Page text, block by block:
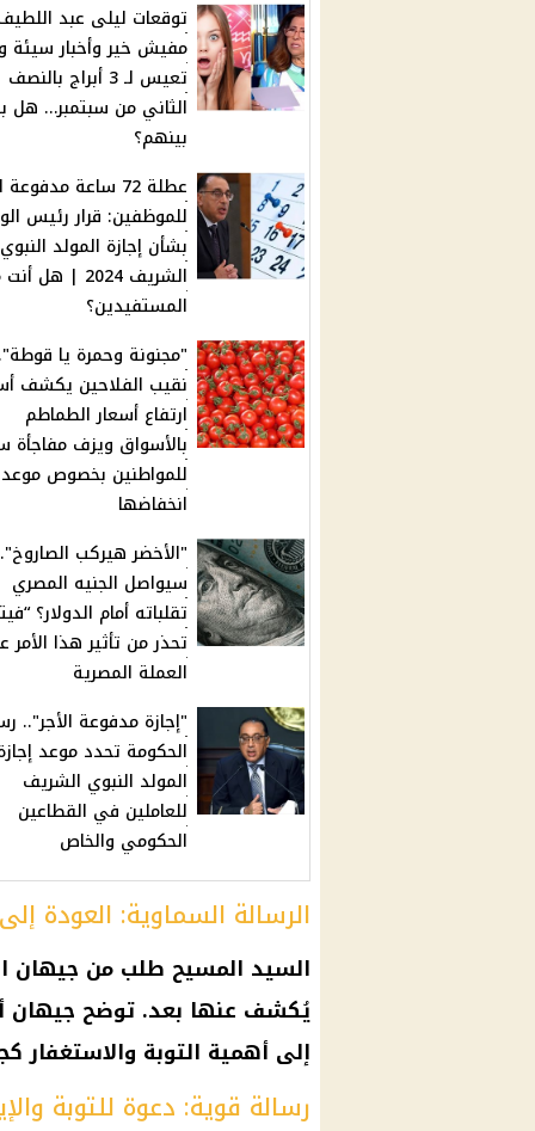
توقعات ليلى عبد
مفيش خير وأخبار
تعيس لـ 3 أبراج بالنصف
الثاني من سبتمبر… هل
بينهم؟
عطلة 72 ساعة
للموظفين: قرار رئيس
بشأن إجازة المولد النبوي
الشريف 2024 | هل
المستفيدين؟
"مجنونة وحمرة يا
نقيب الفلاحين يكشف
ارتفاع أسعار الطماطم
بالأسواق ويزف مفاجأة
للمواطنين بخصوص موعد
انخفاضها
"الأخضر هيركب
سيواصل الجنيه المصري
تقلباته أمام الدولار؟
تحذر من تأثير هذا الأمر
العملة المصرية
"إجازة مدفوعة الأجر"..
الحكومة تحدد موعد
المولد النبوي الشريف
للعاملين في القطاعين
الحكومي والخاص
الرسالة السماوية: العودة
السيد المسيح طلب من جيهان
يُكشف عنها بعد. توضح جيهان
إلى أهمية التوبة والاستغفار
رسالة قوية: دعوة للتوبة